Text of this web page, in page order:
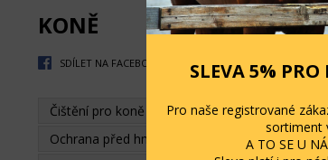
KONĚ
SDÍLET NA FACEBOOK
Čištění pro koně Ohlávky a vodítka
Ochrana před hmyzem
Chrániče, bandáže,
SLEVA 5% PRO
Pro naše registrované
sortiment
A TO SE U